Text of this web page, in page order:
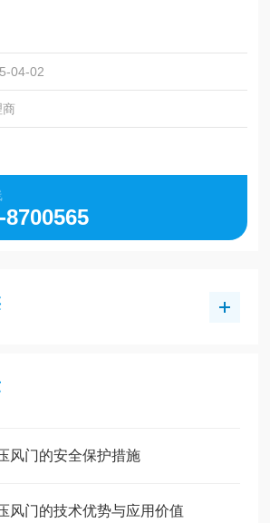
04-02
8700565
风门的安全保护措施
风门的技术优势与应用价值